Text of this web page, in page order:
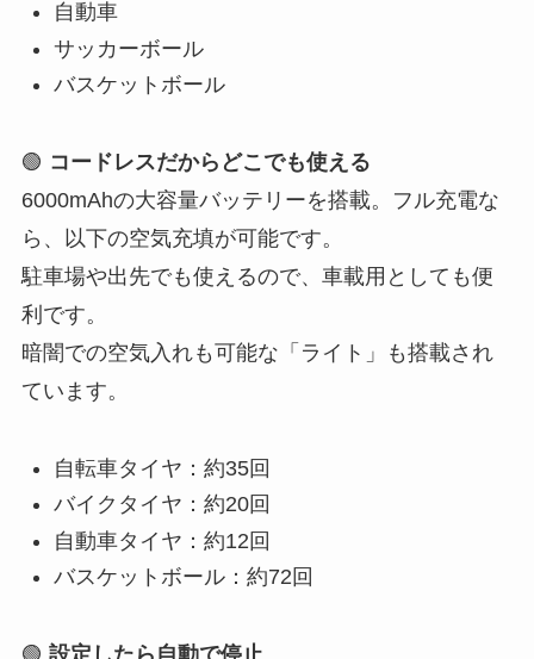
自動車
サッカーボール
バスケットボール
🟢 コードレスだからどこでも使える
6000mAhの大容量バッテリーを搭載。フル充電な
ら、以下の空気充填が可能です。
駐車場や出先でも使えるので、車載用としても便
利です。
暗闇での空気入れも可能な「ライト」も搭載され
ています。
自転車タイヤ：約35回
バイクタイヤ：約20回
自動車タイヤ：約12回
バスケットボール：約72回